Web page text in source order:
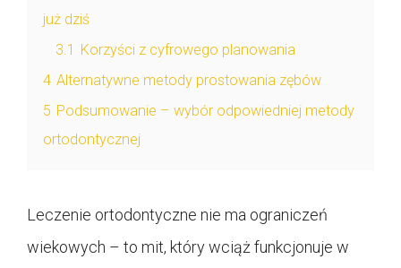
już dziś
3.1 Korzyści z cyfrowego planowania
4 Alternatywne metody prostowania zębów
5 Podsumowanie – wybór odpowiedniej metody
ortodontycznej
Leczenie ortodontyczne nie ma ograniczeń
wiekowych – to mit, który wciąż funkcjonuje w